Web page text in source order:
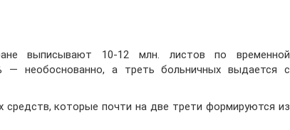
выписывают 10-12 млн. листов по временной
— необоснованно, а треть больничных выдается с
которые почти на две трети формируются из